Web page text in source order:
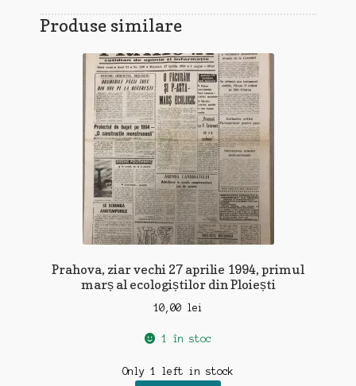
Produse similare
Prahova, ziar vechi 27 aprilie 1994, primul
marș al ecologiștilor din Ploiești
10,00 lei
1 în stoc
Only 1 left in stock